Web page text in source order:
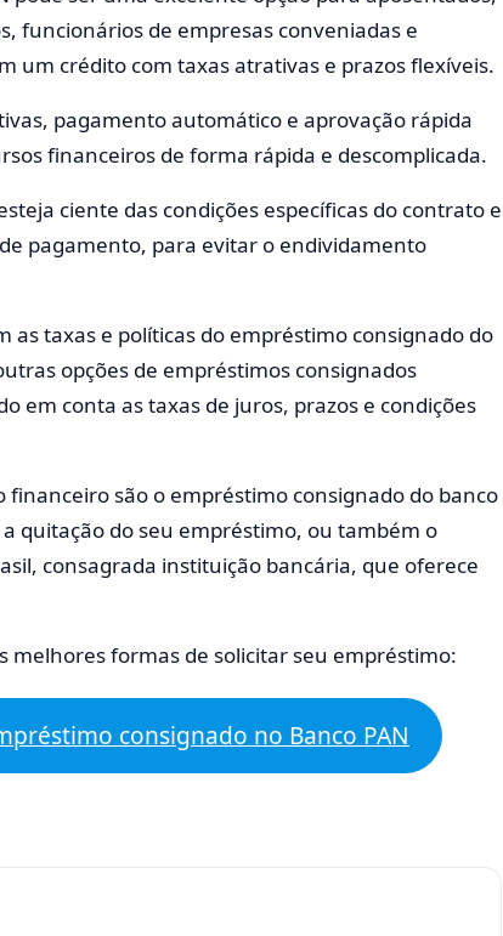
funcionários de empresas conveniadas e
um crédito com taxas atrativas e prazos flexíveis.
pagamento automático e aprovação rápida
financeiros de forma rápida e descomplicada.
ciente das condições específicas do contrato e
pagamento, para evitar o endividamento
as taxas e políticas do empréstimo consignado do
opções de empréstimos consignados
em conta as taxas de juros, prazos e condições
financeiro são o empréstimo consignado do banco
quitação do seu empréstimo, ou também o
consagrada instituição bancária, que oferece
melhores formas de solicitar seu empréstimo:
consignado no Banco PAN